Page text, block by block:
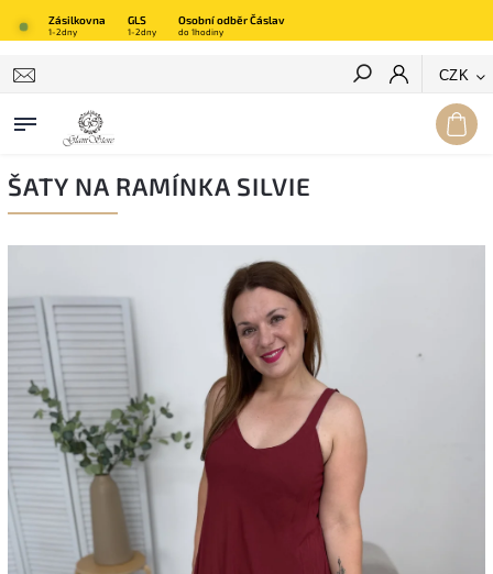
Zásilkovna GLS Osobní odběr Čáslav
1-2dny 1-2dny do 1hodiny
CZK
Hledat
ŠATY NA RAMÍNKA SILVIE